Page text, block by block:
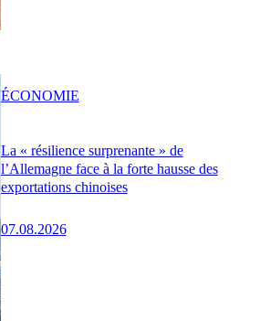
La « résilience surprenante » de
l’Allemagne face à la forte hausse des
exportations chinoises
07.08.2026
ÉCONOMIE